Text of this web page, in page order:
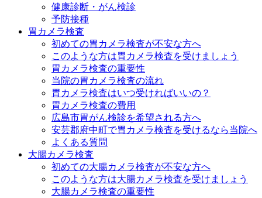
健康診断・がん検診
予防接種
胃カメラ検査
初めての胃カメラ検査が不安な方へ
このような方は胃カメラ検査を受けましょう
胃カメラ検査の重要性
当院の胃カメラ検査の流れ
胃カメラ検査はいつ受ければいいの？
胃カメラ検査の費用
広島市胃がん検診を希望される方へ
安芸郡府中町で胃カメラ検査を受けるなら当院へ
よくある質問
大腸カメラ検査
初めての大腸カメラ検査が不安な方へ
このような方は大腸カメラ検査を受けましょう
大腸カメラ検査の重要性